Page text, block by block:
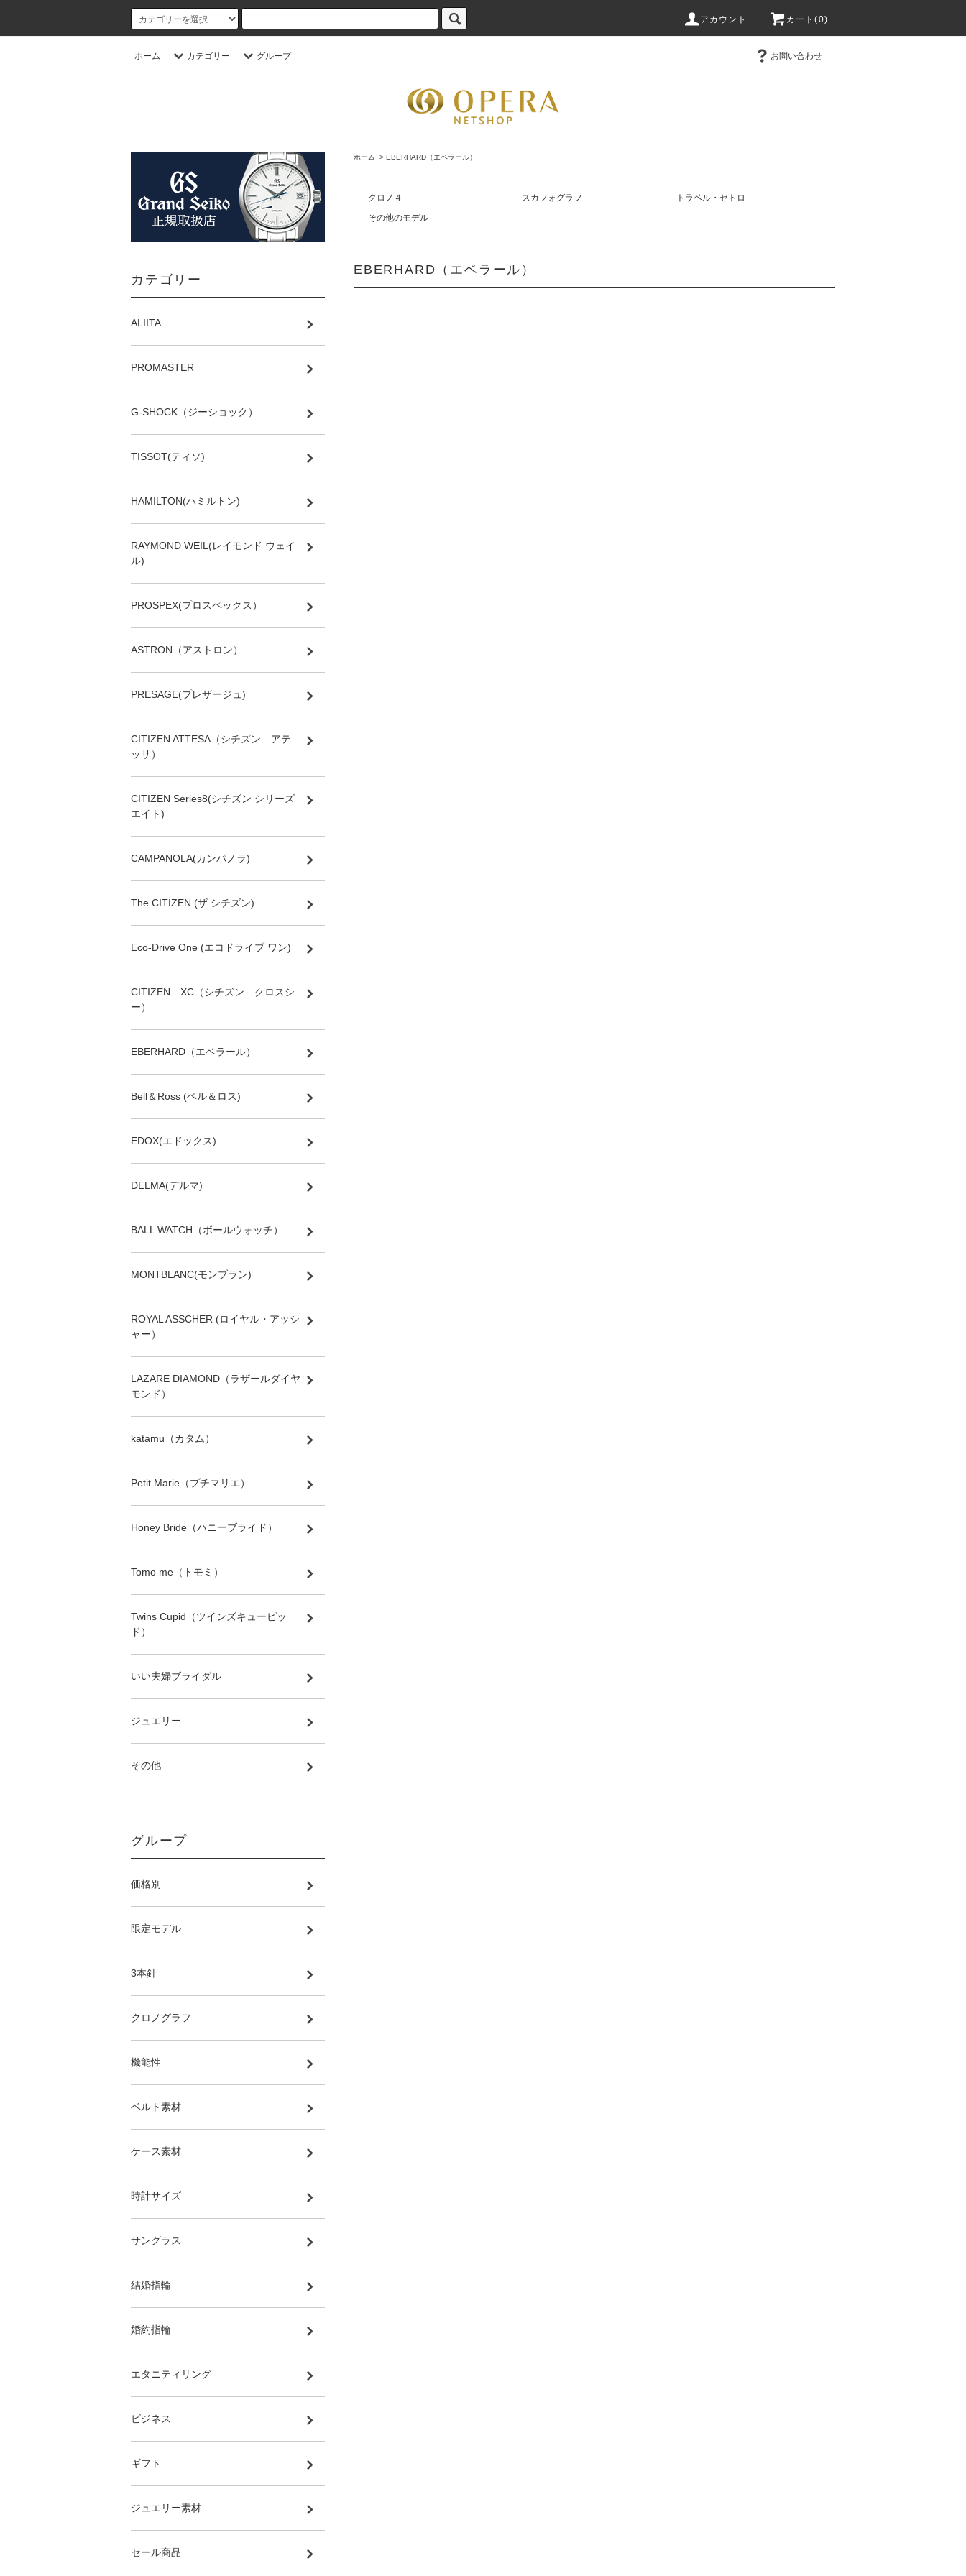
アカウント カート(0)
ホーム カテゴリー グループ お問い合わせ
ホーム > EBERHARD（エベラール）
クロノ４ スカフォグラフ
トラベル・セトロ
その他のモデル
EBERHARD（エベラール）
カテゴリー
ALIITA
PROMASTER
G-SHOCK（ジーショック）
TISSOT(ティソ)
HAMILTON(ハミルトン)
RAYMOND WEIL(レイモンド ウェイ
ル)
PROSPEX(プロスペックス）
ASTRON（アストロン）
PRESAGE(プレザージュ)
CITIZEN ATTESA（シチズン アテ
ッサ）
CITIZEN Series8(シチズン シリーズ
エイト)
CAMPANOLA(カンパノラ)
The CITIZEN (ザ シチズン)
Eco-Drive One (エコドライブ ワン)
CITIZEN XC（シチズン クロスシ
ー）
EBERHARD（エベラール）
Bell＆Ross (ベル＆ロス)
EDOX(エドックス)
DELMA(デルマ)
BALL WATCH（ボールウォッチ）
MONTBLANC(モンブラン)
ROYAL ASSCHER (ロイヤル・アッシ
ャー）
LAZARE DIAMOND（ラザールダイヤ
モンド）
katamu（カタム）
Petit Marie（プチマリエ）
Honey Bride（ハニーブライド）
Tomo me（トモミ）
Twins Cupid（ツインズキューピッ
ド）
いい夫婦ブライダル
ジュエリー
その他
グループ
価格別
限定モデル
3本針
クロノグラフ
機能性
ベルト素材
ケース素材
時計サイズ
サングラス
結婚指輪
婚約指輪
エタニティリング
ビジネス
ギフト
ジュエリー素材
セール商品